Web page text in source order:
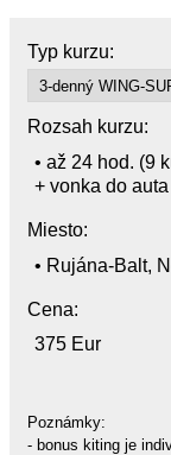
Typ kurzu:
Rozsah kurzu:
• až 24 hod. (9
+ vonka do auta
Miesto:
• Rujána-Balt,
Cena:
375 Eur
Poznámky:
- bonus kiting je